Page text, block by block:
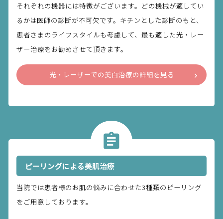
それぞれの機器には特徴がございます。どの機械が適してい
るかは医師の診断が不可欠です。キチンとした診断のもと、
患者さまのライフスタイルも考慮して、最も適した光・レー
ザー治療をお勧めさせて頂きます。
光・レーザーでの美白治療の詳細を見る
ピーリングによる美肌治療
当院では患者様のお肌の悩みに合わせた3種類のピーリング
をご用意しております。